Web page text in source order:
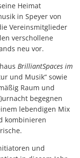
Heimat
in Speyer von
Vereinsmitglieder
verschollene
neu vor.
BrilliantSpaces im
und Musik“ sowie
Raum und
begegnen
lebendigen Mix
kombinieren
und